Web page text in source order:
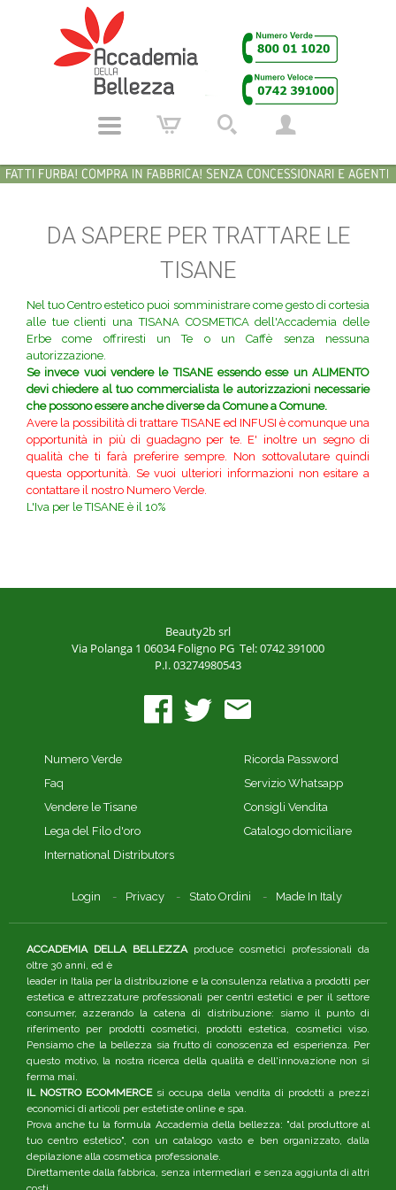
DA SAPERE PER TRATTARE LE
TISANE
Nel tuo Centro estetico puoi somministrare come gesto di cortesia
alle tue clienti una TISANA COSMETICA dell'Accademia delle
Erbe come offriresti un Te o un Caffè senza nessuna
autorizzazione.
Se invece vuoi vendere le TISANE essendo esse un ALIMENTO
devi chiedere al tuo commercialista le autorizzazioni necessarie
che possono essere anche diverse da Comune a Comune.
Avere la possibilità di trattare TISANE ed INFUSI è comunque una
opportunità in più di guadagno per te. E' inoltre un segno di
qualità che ti farà preferire sempre. Non sottovalutare quindi
questa opportunità. Se vuoi ulteriori informazioni non esitare a
contattare il nostro Numero Verde.
L'Iva per le TISANE è il 10%
Beauty2b srl
Via Polanga 1 06034 Foligno PG Tel: 0742 391000
P.I. 03274980543
Numero Verde
Faq
Vendere le Tisane
Lega del Filo d'oro
International Distributors
Ricorda Password
Servizio Whatsapp
Consigli Vendita
Catalogo domiciliare
Login Privacy Stato Ordini Made In Italy
ACCADEMIA DELLA BELLEZZAproduce cosmetici professionali da
oltre 30 anni, ed è
leader in Italia per la distribuzione e la consulenza relativa a prodotti per
estetica e attrezzature professionali per centri estetici e per il settore
consumer, azzerando la catena di distribuzione: siamo il punto di
riferimento per prodotti cosmetici, prodotti estetica, cosmetici viso.
Pensiamo che la bellezza sia frutto di conoscenza ed esperienza. Per
questo motivo, la nostra ricerca della qualità e dell'innovazione non si
ferma mai.
IL NOSTRO ECOMMERCEsi occupa della vendita di prodotti a prezzi
economici di articoli per estetiste online e spa.
Prova anche tu la formula Accademia della bellezza: "dal produttore al
tuo centro estetico", con un catalogo vasto e ben organizzato, dalla
depilazione alla cosmetica professionale.
Direttamente dalla fabbrica, senza intermediari e senza aggiunta di altri